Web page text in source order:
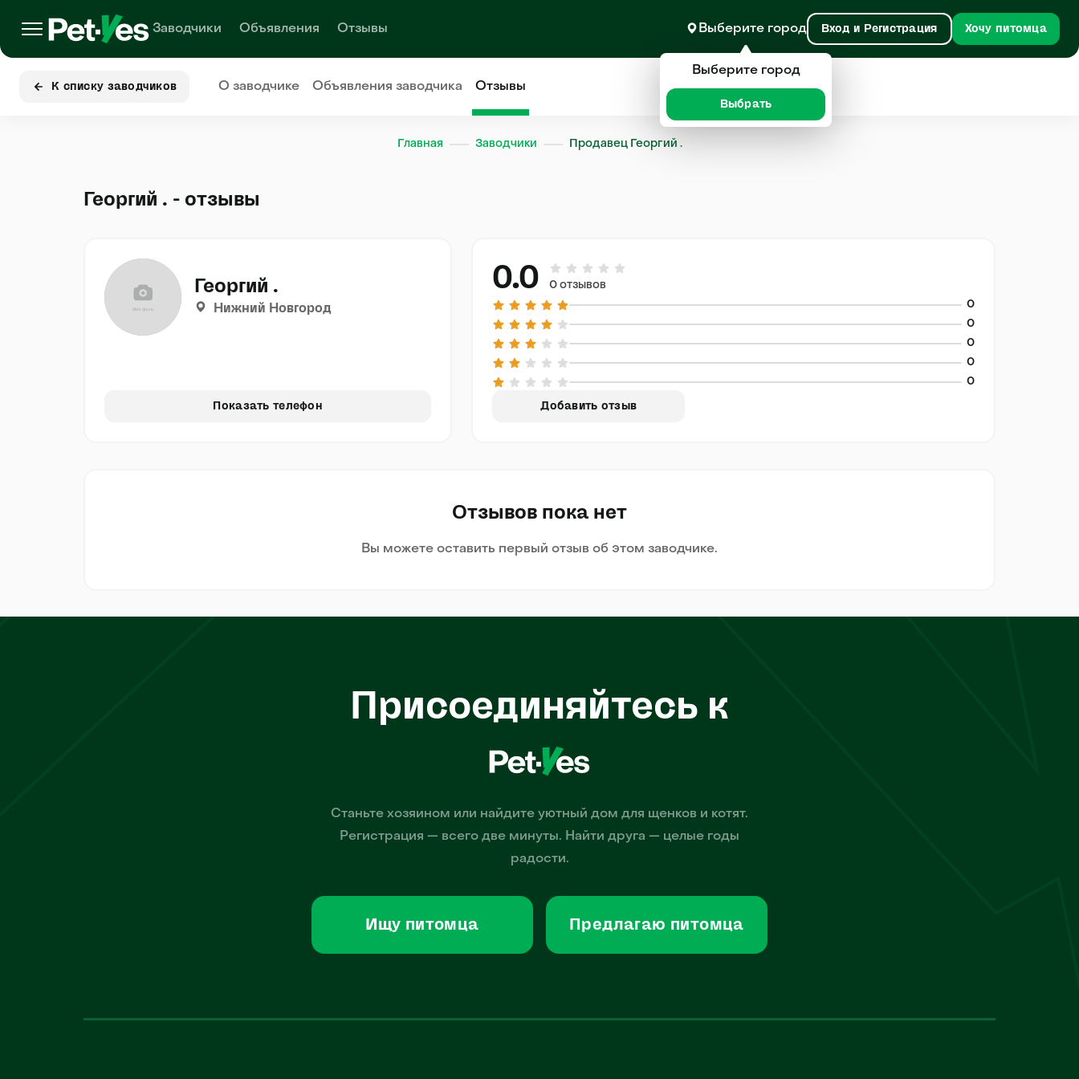
Заводчики Объявления Отзывы Выберите город Вход и Регистрация Хочу питомца
К списку заводчиков О заводчике Объявлениязаводчика Отзывы
Главная Заводчики Продавец Георгий .
Георгий . - отзывы
Георгий .
Нижний Новгород
Показать телефон
0.0
0 отзывов
0
0
0
0
0
Добавить отзыв
Отзывов пока нет
Вы можете оставить первый отзыв об этом заводчике.
Присоединяйтесь к
Станьте хозяином или найдите уютный дом для щенков и котят.
Регистрация — всего две минуты. Найти друга — целые годы
радости.
Ищу питомца Предлагаю питомца
Выберите город
Выбрать